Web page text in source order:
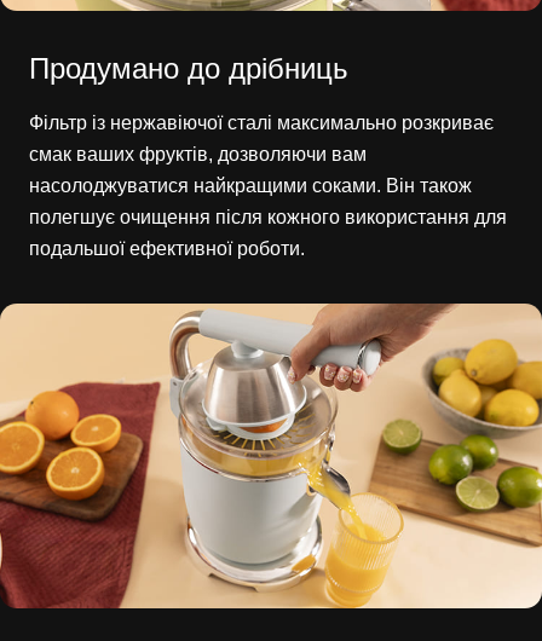
Продумано до дрібниць
Фільтр із нержавіючої сталі максимально розкриває
смак ваших фруктів, дозволяючи вам
насолоджуватися найкращими соками. Він також
полегшує очищення після кожного використання для
подальшої ефективної роботи.